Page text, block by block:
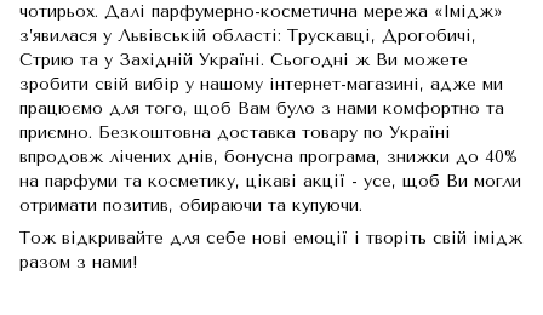
чотирьох. Далі парфумерно-косметична мережа «Імідж»
з’явилася у Львівській області: Трускавці, Дрогобичі,
Стрию та у Західній Україні. Сьогодні ж Ви можете
зробити свій вибір у нашому інтернет-магазині, адже ми
працюємо для того, щоб Вам було з нами комфортно та
приємно. Безкоштовна доставка товару по Україні
впродовж лічених днів, бонусна програма, знижки до 40%
на парфуми та косметику, цікаві акції - усе, щоб Ви могли
отримати позитив, обираючи та купуючи.
Тож відкривайте для себе нові емоції і творіть свій імідж
разом з нами!